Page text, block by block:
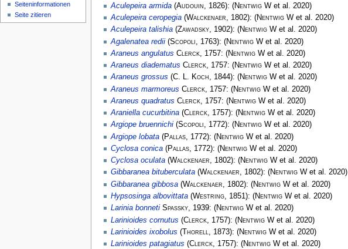
Aculepeira armida(Audouin , 1826): (Nentwig Wet al. 2020)
Aculepeira ceropegia(Walckenaer, 1802): (Nentwig Wet al. 2020)
Aculepeira talishia(Zawadsky, 1902): (Nentwig Wet al. 2020)
Agalenatea redii(Scopoli , 1763): (Nentwig Wet al. 2020)
Araneus angulatus Clerck, 1757: (Nentwig Wet al. 2020)
Araneus diadematus Clerck, 1757: (Nentwig Wet al. 2020)
Araneus grossus (C. L. Koch, 1844): (Nentwig Wet al. 2020)
Araneus marmoreus Clerck, 1757: (Nentwig Wet al. 2020)
Araneus quadratus Clerck, 1757: (Nentwig Wet al. 2020)
Araniella cucurbitina(Clerck, 1757): (Nentwig Wet al. 2020)
Argiope bruennichi(Scopoli, 1772): (Nentwig Wet al. 2020)
Argiope lobata(Pallas, 1772): (Nentwig Wet al. 2020)
Cyclosa conica(Pallas, 1772): (Nentwig Wet al. 2020)
Cyclosa oculata(Walckenaer, 1802): (Nentwig Wet al. 2020)
Gibbaranea bituberculata(Walckenaer, 1802): (Nentwig Wet al. 2020)
Gibbaranea gibbosa(Walckenaer , 1802): (Nentwig Wet al. 2020)
Hypsosinga albovittata(Westring, 1851): (Nentwig Wet al. 2020)
Larinia bonneti Spassky, 1939: (Nentwig Wet al. 2020)
Larinioides cornutus (Clerck, 1757): (Nentwig Wet al. 2020)
Larinioides ixobolus (Thorell, 1873): (Nentwig Wet al. 2020)
Larinioides patagiatus (Clerck, 1757): (Nentwig Wet al. 2020)
Seiten­­informationen
Seite zitieren